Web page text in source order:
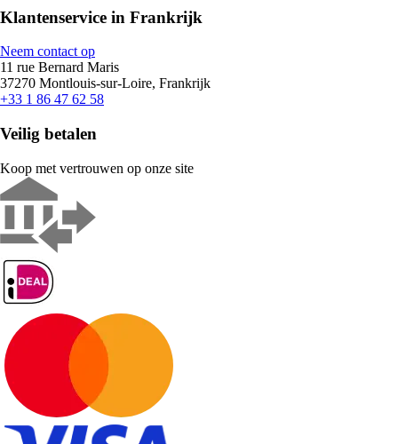
Klantenservice in Frankrijk
Neem contact op
11 rue Bernard Maris
37270 Montlouis-sur-Loire, Frankrijk
+33 1 86 47 62 58
Veilig betalen
Koop met vertrouwen op onze site